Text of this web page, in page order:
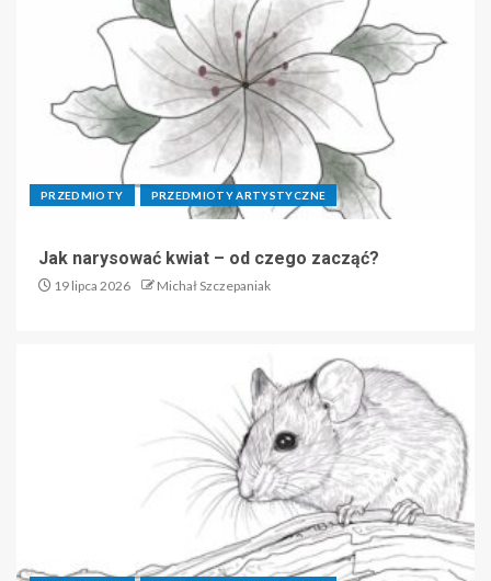
PRZEDMIOTY PRZEDMIOTY ARTYSTYCZNE
Jak narysować kwiat – od czego zacząć?
19 lipca 2026 Michał Szczepaniak